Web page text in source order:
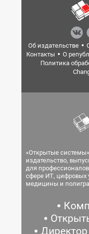
Об издательстве
Контакты
О
Политика
«Открытые
издательство,
для
сфере ИТ, цифровых
медицины и